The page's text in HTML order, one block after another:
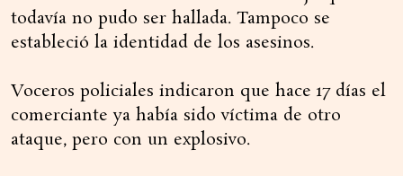
todavía no pudo ser hallada. Tampoco se
estableció la identidad de los asesinos.
Voceros policiales indicaron que hace 17 días el
comerciante ya había sido víctima de otro
ataque, pero con un explosivo.